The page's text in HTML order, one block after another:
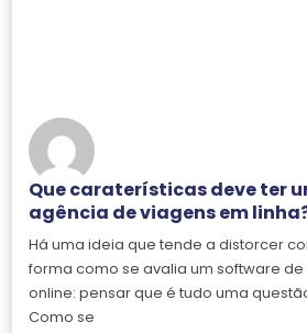
Que caraterísticas deve ter
agência de viagens em
Há uma ideia que tende a distorcer
forma como se avalia um software
online: pensar que é tudo uma
Como se